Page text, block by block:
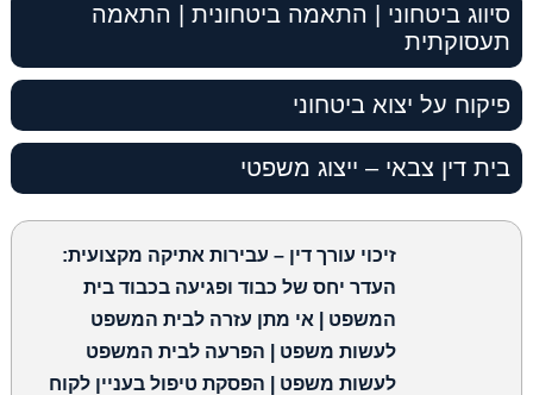
סיווג ביטחוני | התאמה ביטחונית | התאמה
תעסוקתית
פיקוח על יצוא ביטחוני
בית דין צבאי – ייצוג משפטי
זיכוי עורך דין – עבירות אתיקה מקצועית:
העדר יחס של כבוד ופגיעה בכבוד בית
המשפט | אי מתן עזרה לבית המשפט
לעשות משפט | הפרעה לבית המשפט
לעשות משפט | הפסקת טיפול בעניין לקוח